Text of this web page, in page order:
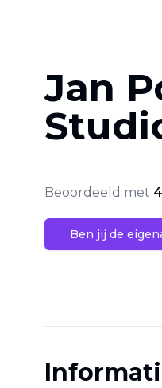
Jan
Beoordeeld met
Ben jij de